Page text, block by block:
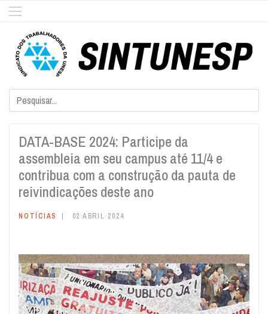
DATA-BASE 2024: Participe da
assembleia em seu campus até 11/4 e
contribua com a construção da pauta de
reivindicações deste ano
NOTÍCIAS 02 ABRIL 2024